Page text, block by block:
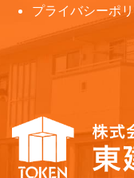
プライバシーポ